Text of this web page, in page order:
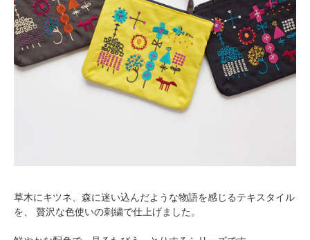
草木にキツネ、森に迷い込んだような物語を感じるテキスタイル
を、 贅沢な色使いの刺繍で仕上げました。